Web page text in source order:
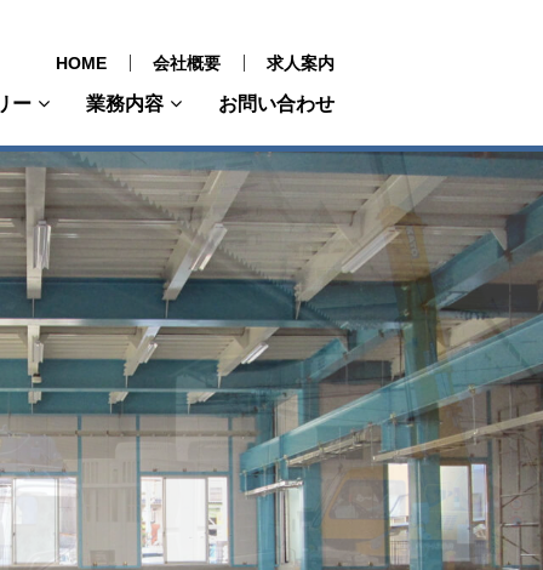
HOME 会社概要 求人案内
ー 業務内容 お問い合わせ